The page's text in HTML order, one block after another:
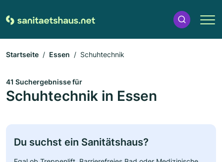
Startseite Essen Schuhtechnik
41 Suchergebnisse für
Schuhtechnik in Essen
Du suchst ein Sanitätshaus?